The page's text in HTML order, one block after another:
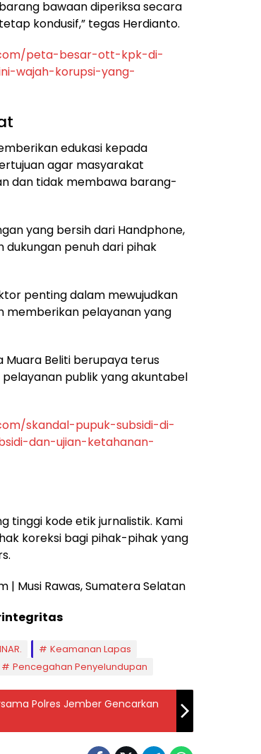
bawaan diperiksa secara
kondusif,” tegas Herdianto.
peta-besar-ott-kpk-di-
wajah-korupsi-yang-
edukasi kepada
agar masyarakat
dan tidak membawa barang-
yang bersih dari Handphone,
dukungan penuh dari pihak
penting dalam mewujudkan
memberikan pelayanan yang
Muara Beliti berupaya terus
publik yang akuntabel
skandal-pupuk-subsidi-di-
dan-ujian-ketahanan-
tinggi kode etik jurnalistik. Kami
koreksi bagi pihak-pihak yang
Musi Rawas, Sumatera Selatan
Keamanan Lapas
Pencegahan Penyelundupan
Polres Jember Gencarkan